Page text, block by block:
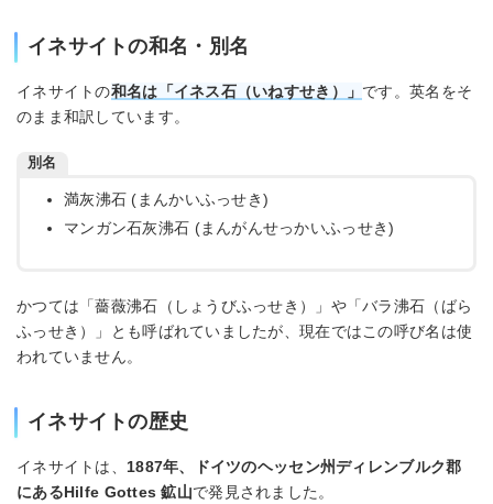
イネサイトの和名・別名
イネサイトの和名は「イネス石（いねすせき）」 です。英名をそ
のまま和訳しています。
別名
満灰沸石 (まんかいふっせき)
マンガン石灰沸石 (まんがんせっかいふっせき)
かつては「薔薇沸石（しょうびふっせき）」や「バラ沸石（ばら
ふっせき）」とも呼ばれていましたが、現在ではこの呼び名は使
われていません。
イネサイトの歴史
イネサイトは、 1887年、ドイツのヘッセン州ディレンブルク郡
にあるHilfe Gottes 鉱山で発見されました。